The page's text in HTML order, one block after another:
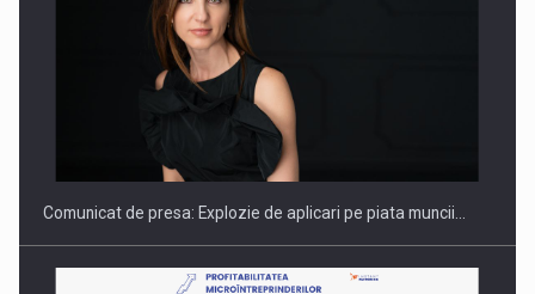
PUTTING ROMANIAN CORPORATE COMPANIES ON THE
INTERNATIONAL BUSINESS SCENE
Comunicat de presa: Explozie de aplicari pe piata muncii…